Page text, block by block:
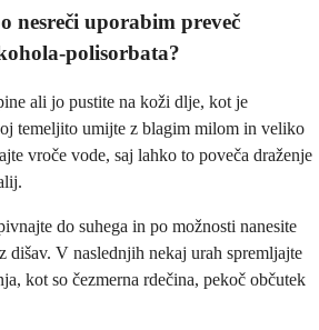
nesreči uporabim preveč
polisorbata?
ali jo pustite na koži dlje, kot je
temeljito umijte z blagim milom in veliko
vroče vode, saj lahko to poveča draženje
do suhega in po možnosti nanesite
dišav. V naslednjih nekaj urah spremljajte
kot so čezmerna rdečina, pekoč občutek